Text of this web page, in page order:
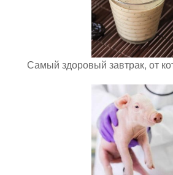
Самый здоровый завтрак, от